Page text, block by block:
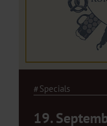
Specials
19.